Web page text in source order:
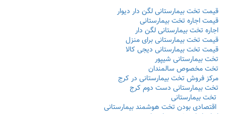
قیمت تخت بیمارستانی لگن دار دیوار
قیمت اجاره تخت بیمارستانی
اجاره تخت بیمارستانی لگن دار
قیمت تخت بیمارستانی برای منزل
قیمت تخت بیمارستانی دیجی کالا
تخت بیمارستانی شیپور
تخت مخصوص سالمندان
مرکز فروش تخت بیمارستانی در کرج
تخت بیمارستانی دست دوم کرج
تخت بیمارستانی
اقتصادی بودن تخت هوشمند بیمارستانی